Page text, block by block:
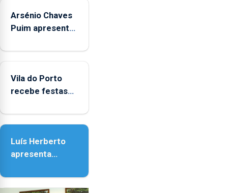
a
pandemia.
dos
disponibiliza
665
e
tem
duas
novas
licenciatura
Arsénio Chaves
Puim apresenta
Biblioteca de
Vila do Porto
recebe festas
Nossa Senhora
Luís Herberto
apresenta
Paisagem’